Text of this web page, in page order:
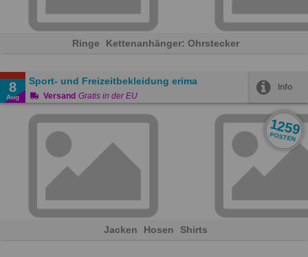
Ringe Kettenanhänger: Ohrstecker
8
Aug
Sport- und Freizeitbekleidung erima
Versand Gratis in der EU
Info
1259
POSTEN
Jacken Hosen Shirts